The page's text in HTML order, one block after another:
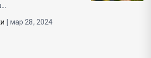
| мар 28, 2024